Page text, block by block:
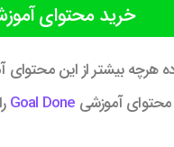
خرید محتوای
هرچه بیشتر از این
محتوای آموزشی Goal Done